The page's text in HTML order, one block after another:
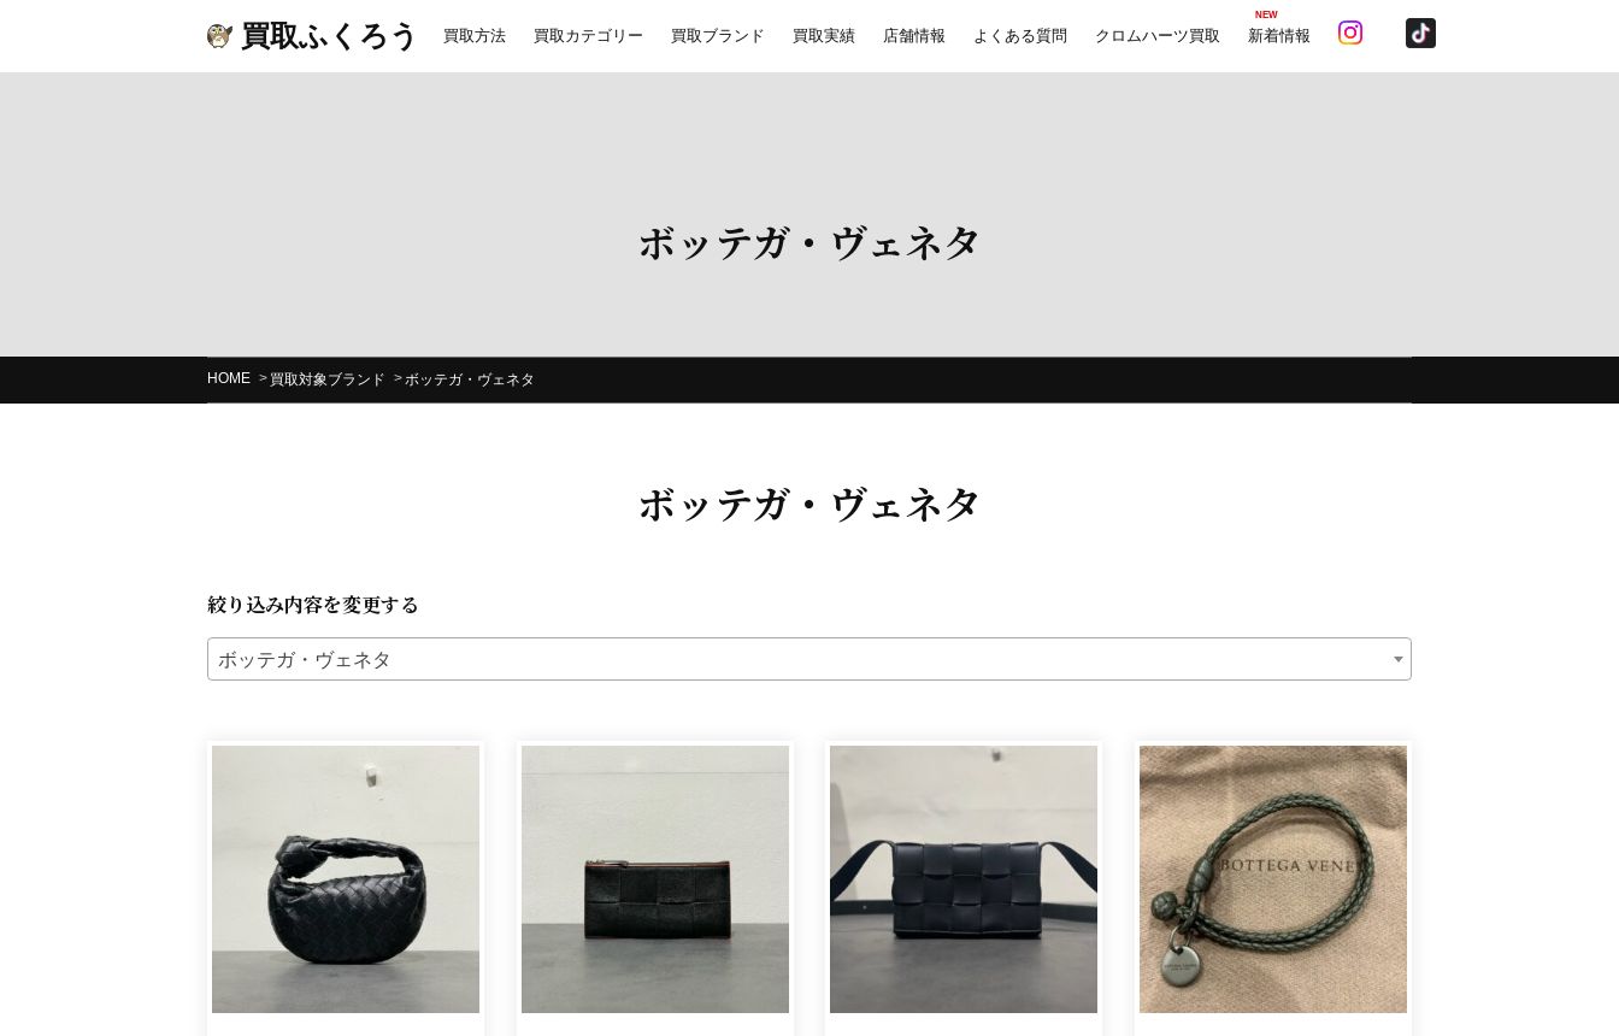
買取ふくろう 買取方法 買取カテゴリー 買取ブランド 買取実績 店舗情報 よくある質問 クロムハーツ買取
NEW
新着情報
ボッテガ・ヴェネタ
HOME 買取対象ブランド ボッテガ・ヴェネタ
ボッテガ・ヴェネタ
絞り込み内容を変更する
ボッテガ・ヴェネタ